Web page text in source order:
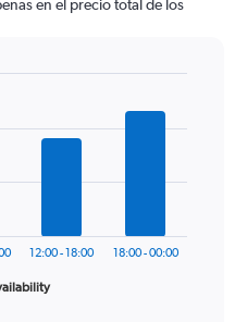
en el precio total de los
12:00 - 18:00 18:00 - 00:00